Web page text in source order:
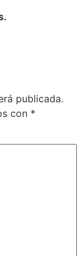
publicada.
con *